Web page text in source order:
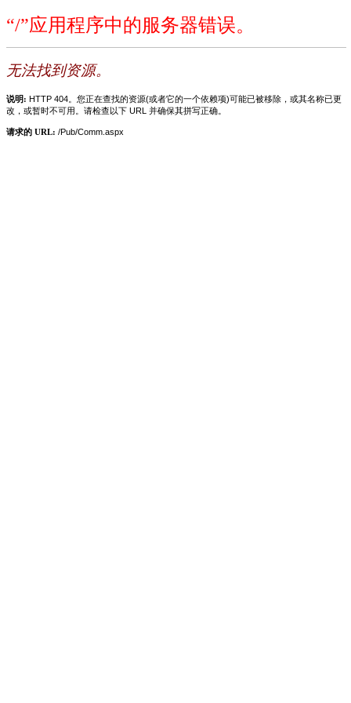
“/”应用程序中的服务器错误。
无法找到资源。
说明: HTTP 404。您正在查找的资源(或者它的一个依赖项)可能已被移除，或其名称已更
改，或暂时不可用。请检查以下 URL 并确保其拼写正确。
请求的 URL: /Pub/Comm.aspx